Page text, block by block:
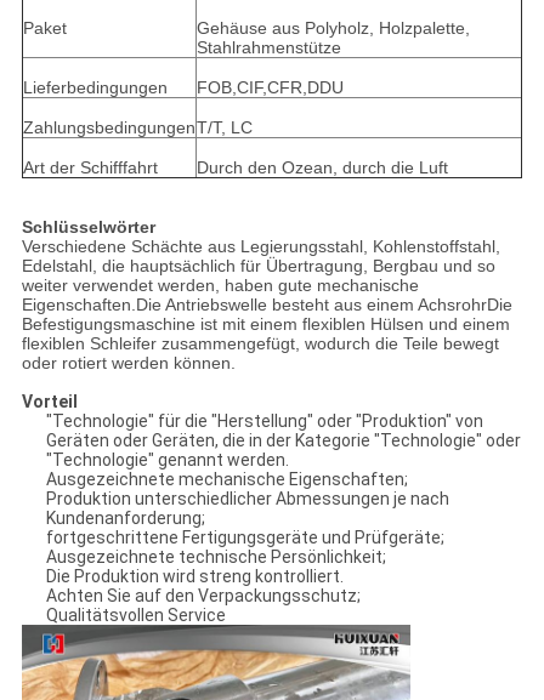
Paket
Gehäuse aus Polyholz, Holzpalette,
Stahlrahmenstütze
Lieferbedingungen FOB,CIF,CFR,DDU
ZahlungsbedingungenT/T, LC
Art der Schifffahrt Durch den Ozean, durch die Luft
Schlüsselwörter
Verschiedene Schächte aus Legierungsstahl, Kohlenstoffstahl,
Edelstahl, die hauptsächlich für Übertragung, Bergbau und so
weiter verwendet werden, haben gute mechanische
Eigenschaften.Die Antriebswelle besteht aus einem AchsrohrDie
Befestigungsmaschine ist mit einem flexiblen Hülsen und einem
flexiblen Schleifer zusammengefügt, wodurch die Teile bewegt
oder rotiert werden können.
Vorteil
"Technologie" für die "Herstellung" oder "Produktion" von
Geräten oder Geräten, die in der Kategorie "Technologie" oder
"Technologie" genannt werden.
Ausgezeichnete mechanische Eigenschaften;
Produktion unterschiedlicher Abmessungen je nach
Kundenanforderung;
fortgeschrittene Fertigungsgeräte und Prüfgeräte;
Ausgezeichnete technische Persönlichkeit;
Die Produktion wird streng kontrolliert.
Achten Sie auf den Verpackungsschutz;
Qualitätsvollen Service